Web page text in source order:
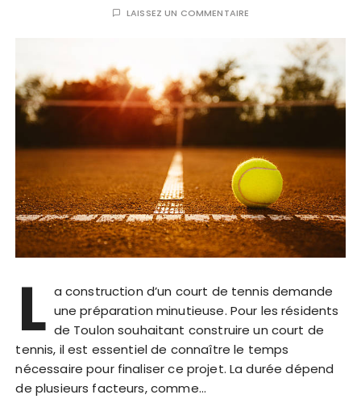
LAISSEZ UN COMMENTAIRE
L a construction d’un court de tennis demande
une préparation minutieuse. Pour les résidents
de Toulon souhaitant construire un court de
tennis, il est essentiel de connaître le temps
nécessaire pour finaliser ce projet. La durée dépend
de plusieurs facteurs, comme…